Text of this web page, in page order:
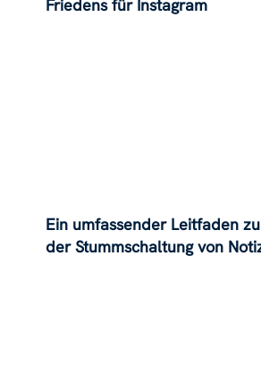
Friedens für Instagram
Ein umfassender Leitfaden
der Stummschaltung von